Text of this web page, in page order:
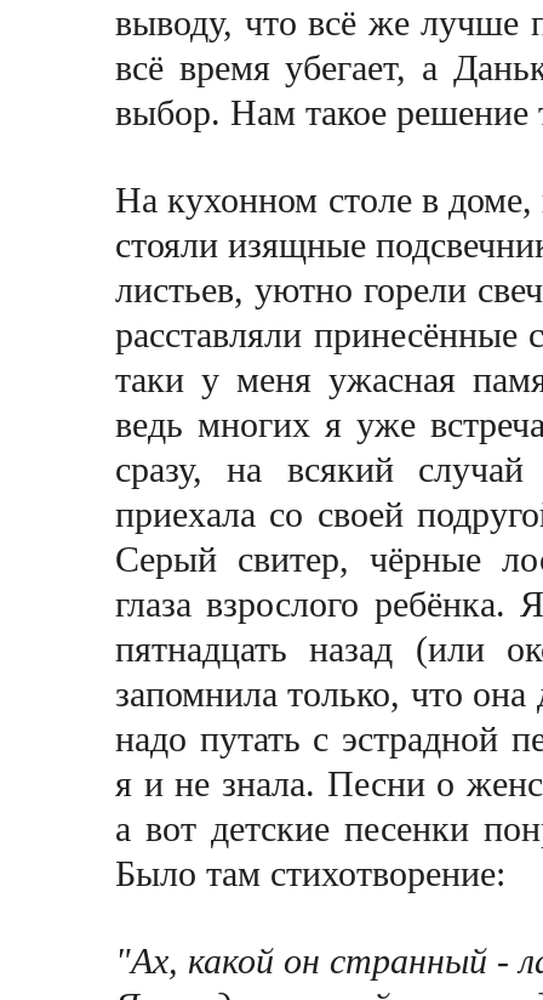
выводу, что всё же лучше
всё время убегает, а
выбор. Нам такое
На кухонном столе в
стояли изящные
листьев, уютно горели
расставляли принесённые
таки у меня ужасная
ведь многих я уже
сразу, на всякий
приехала со своей
Серый свитер, чёрные
глаза взрослого
пятнадцать назад (или
запомнила только, что она
надо путать с эстрадной
я и не знала. Песни о
а вот детские песенки
Было там стихотворение:
"Ах, какой он странный -